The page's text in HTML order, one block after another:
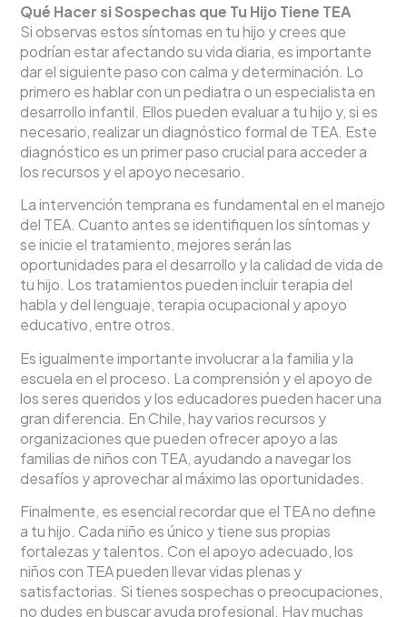
Qué Hacer si Sospechas que Tu Hijo Tiene TEA
Si observas estos síntomas en tu hijo y crees que
podrían estar afectando su vida diaria, es importante
dar el siguiente paso con calma y determinación. Lo
primero es hablar con un pediatra o un especialista en
desarrollo infantil. Ellos pueden evaluar a tu hijo y, si es
necesario, realizar un diagnóstico formal de TEA. Este
diagnóstico es un primer paso crucial para acceder a
los recursos y el apoyo necesario.
La intervención temprana es fundamental en el manejo
del TEA. Cuanto antes se identifiquen los síntomas y
se inicie el tratamiento, mejores serán las
oportunidades para el desarrollo y la calidad de vida de
tu hijo. Los tratamientos pueden incluir terapia del
habla y del lenguaje, terapia ocupacional y apoyo
educativo, entre otros.
Es igualmente importante involucrar a la familia y la
escuela en el proceso. La comprensión y el apoyo de
los seres queridos y los educadores pueden hacer una
gran diferencia. En Chile, hay varios recursos y
organizaciones que pueden ofrecer apoyo a las
familias de niños con TEA, ayudando a navegar los
desafíos y aprovechar al máximo las oportunidades.
Finalmente, es esencial recordar que el TEA no define
a tu hijo. Cada niño es único y tiene sus propias
fortalezas y talentos. Con el apoyo adecuado, los
niños con TEA pueden llevar vidas plenas y
satisfactorias. Si tienes sospechas o preocupaciones,
no dudes en buscar ayuda profesional. Hay muchas